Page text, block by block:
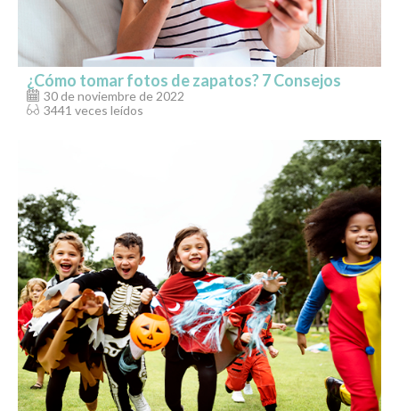
¿Cómo tomar fotos de zapatos? 7 Consejos
30 de noviembre de 2022
3441 veces leídos